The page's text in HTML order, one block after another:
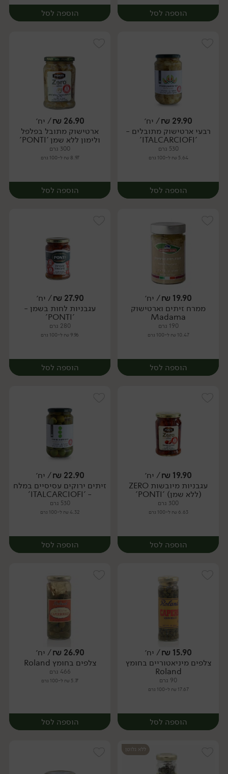
הוספה לסל
יח׳
הוספה לסל
יח׳
29.90
₪/ יח׳
רבעי ארטישוק מתובלים -
'ITALCARCIOFI'
530 גרם
5.64 ₪ ל-100 גרם
הוספה לסל
יח׳
26.90
₪/ יח׳
ארטישוק מתובל בפלפל
ולימון ללא שמן 'PONTI'
300 גרם
8.97 ₪ ל-100 גרם
הוספה לסל
יח׳
19.90
₪/ יח׳
ממרח זיתים וארטישוק
Madama
190 גרם
10.47 ₪ ל-100 גרם
הוספה לסל
יח׳
27.90
₪/ יח׳
עגבניות לחות בשמן -
'PONTI'
280 גרם
9.96 ₪ ל-100 גרם
הוספה לסל
יח׳
19.90
₪/ יח׳
עגבניות מיובשות ZERO
(ללא שמן) 'PONTI'
300 גרם
6.63 ₪ ל-100 גרם
הוספה לסל
יח׳
22.90
₪/ יח׳
זיתים ירוקים עסיסיים במלח
- 'ITALCARCIOFI'
530 גרם
4.32 ₪ ל-100 גרם
הוספה לסל
יח׳
15.90
₪/ יח׳
צלפים מיניאטוריים בחומץ
Roland
90 גרם
17.67 ₪ ל-100 גרם
הוספה לסל
26.90
₪/ יח׳
צלפים בחומץ Roland
466 גרם
5.77 ₪ ל-100 גרם
הוספה לסל
ללא גלוטן